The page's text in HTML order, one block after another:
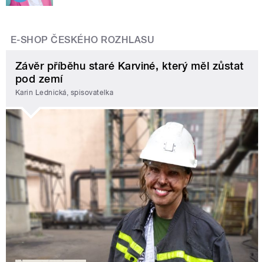
E-SHOP ČESKÉHO ROZHLASU
Závěr příběhu staré Karviné, který měl zůstat
pod zemí
Karin Lednická, spisovatelka